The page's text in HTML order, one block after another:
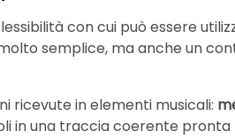
con cui può essere
semplice, ma anche un
ricevute in elementi musicali:
in una traccia coerente pronta